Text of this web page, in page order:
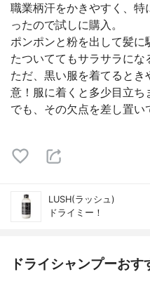
職業柄汗をかきやすく、
ったので試しに購入。
ポンポンと粉を出して髪
たついててもサラサラにな
ただ、黒い服を着てると
意！服に着くと多少目立ち
でも、その欠点を差し置い
LUSH(ラッシュ)
ドライミー！
ドライシャンプーお